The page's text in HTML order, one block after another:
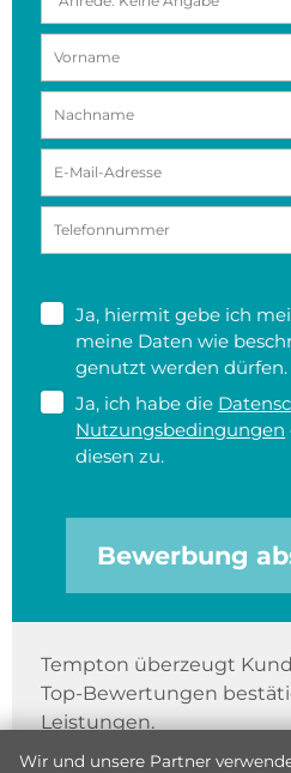
Ja, hiermit gebe ich
meine Daten wie
genutzt werden dürfen.
Ja, ich habe die
Nutzungsbedingungen
diesen zu.
Bewerbung
Tempton überzeugt
Top-Bewertungen
Leistungen.
Wir und unsere Partner